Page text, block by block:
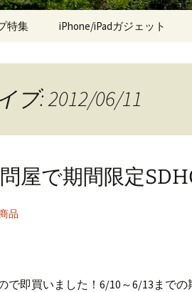
特集 iPhone/iPadガジェット
ブ: 2012/06/11
屋で期間限定
品
で即買いました！6/10～6/13まで